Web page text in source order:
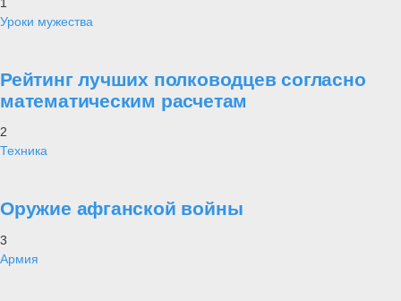
Уроки мужества
Рейтинг лучших полководцев согласно
математическим расчетам
2
Техника
Оружие афганской войны
3
Армия